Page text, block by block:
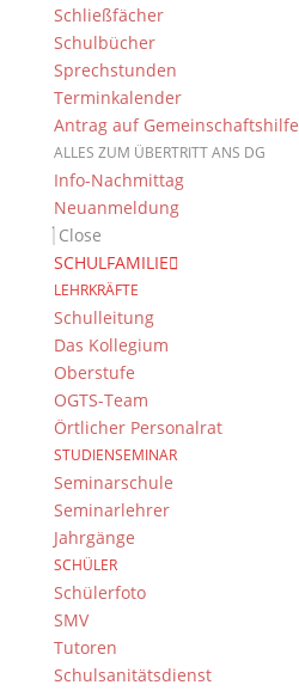
Schließfächer
Schulbücher
Sprechstunden
Terminkalender
Antrag auf Gemeinschaftshilfe
ALLES ZUM ÜBERTRITT ANS DG
Info-Nachmittag
Neuanmeldung
Close
SCHULFAMILIE
LEHRKRÄFTE
Schulleitung
Das Kollegium
Oberstufe
OGTS-Team
Örtlicher Personalrat
STUDIENSEMINAR
Seminarschule
Seminarlehrer
Jahrgänge
SCHÜLER
Schülerfoto
SMV
Tutoren
Schulsanitätsdienst